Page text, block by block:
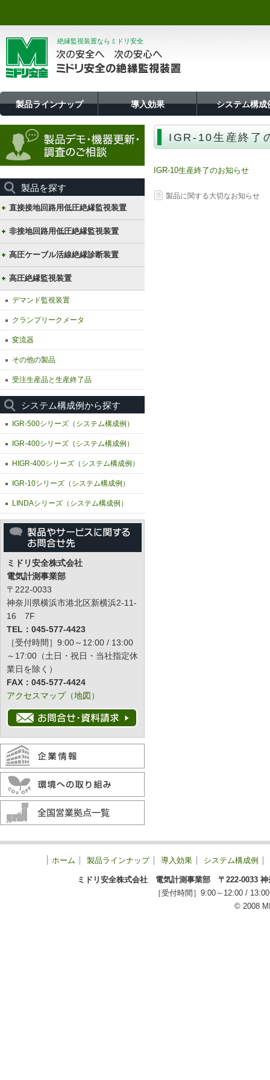
絶縁監視装置ならミドリ安全
製品ラインナップ 導入効果 システム構成
製品を探す
直接接地回路用低圧絶縁監視装置
非接地回路用低圧絶縁監視装置
高圧ケーブル活線絶縁診断装置
高圧絶縁監視装置
デマンド監視装置
クランプリークメータ
変流器
その他の製品
受注生産品と生産終了品
システム構成例から探す
IGR-500シリーズ（システム構成例）
IGR-400シリーズ（システム構成例）
HIGR-400シリーズ（システム構成例）
IGR-10シリーズ（システム構成例）
LINDAシリーズ（システム構成例）
ミドリ安全株式会社
電気計測事業部
〒222-0033
神奈川県横浜市港北区新横浜2-11-
16 7F
TEL：045-577-4423
［受付時間］9:00～12:00 / 13:00
～17:00（土日・祝日・当社指定休
業日を除く）
FAX：045-577-4424
アクセスマップ（地図）
IGR-10生産終了
IGR-10生産終了のお知らせ
製品に関する大切なお知らせ
ホーム 製品ラインナップ 導入効果 システム構成例
ミドリ安全株式会社 電気計測事業部 〒222-0033
［受付時間］9:00～12:00 /
© 2008